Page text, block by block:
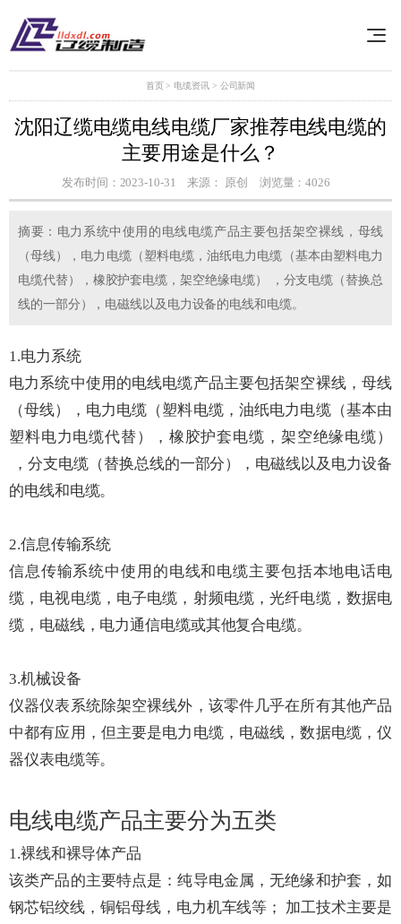
首页>电缆资讯> 公司新闻
沈阳辽缆电缆电线电缆厂家推荐电线电缆的
主要用途是什么？
发布时间：2023-10-31 来源： 原创 浏览量：4026
摘要：电力系统中使用的电线电缆产品主要包括架空裸线，母线
（母线），电力电缆（塑料电缆，油纸电力电缆（基本由塑料电力
电缆代替），橡胶护套电缆，架空绝缘电缆） ，分支电缆（替换总
线的一部分），电磁线以及电力设备的电线和电缆。
1.电力系统
电力系统中使用的电线电缆产品主要包括架空裸线，母线
（母线），电力电缆（塑料电缆，油纸电力电缆（基本由
塑料电力电缆代替），橡胶护套电缆，架空绝缘电缆）
，分支电缆（替换总线的一部分），电磁线以及电力设备
的电线和电缆。
2.信息传输系统
信息传输系统中使用的电线和电缆主要包括本地电话电
缆，电视电缆，电子电缆，射频电缆，光纤电缆，数据电
缆，电磁线，电力通信电缆或其他复合电缆。
3.机械设备
仪器仪表系统除架空裸线外，该零件几乎在所有其他产品
中都有应用，但主要是电力电缆，电磁线，数据电缆，仪
器仪表电缆等。
电线电缆产品主要分为五类
1.裸线和裸导体产品
该类产品的主要特点是：纯导电金属，无绝缘和护套，如
钢芯铝绞线，铜铝母线，电力机车线等； 加工技术主要是